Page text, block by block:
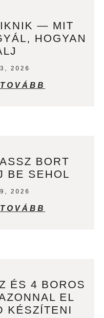
— MIT
HOGYAN
2026
BORT
BE SEHOL
2026
ÉS 4 BOROS
EL
KÉSZÍTENI